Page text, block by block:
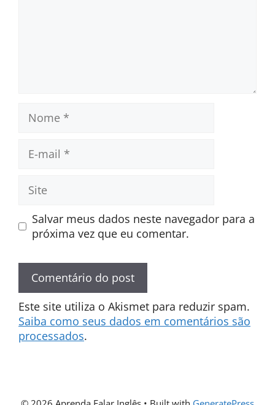
mail
Site
Salvar meus dados neste navegador para a
próxima vez que eu comentar.
Este site utiliza o Akismet para reduzir spam.
Saiba como seus dados em comentários são
processados.